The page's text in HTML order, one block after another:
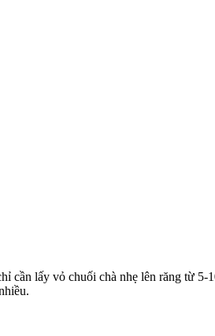
lấy vỏ chuối chà nhẹ lên răng từ 5-